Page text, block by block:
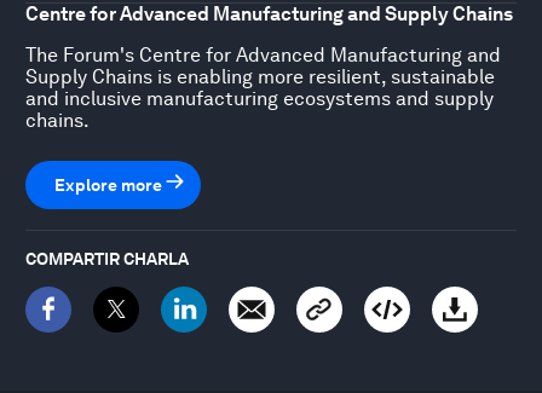
Centre for Advanced Manufacturing and Supply Chains
The Forum's Centre for Advanced Manufacturing and
Supply Chains is enabling more resilient, sustainable
and inclusive manufacturing ecosystems and supply
chains.
Explore more
COMPARTIR CHARLA